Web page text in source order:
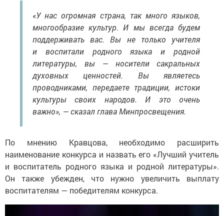
«У нас огромная страна, так много языков,
многообразие культур. И мы всегда будем
поддерживать вас. Вы не только учителя
и воспитали родного языка и родной
литературы, вы — носители сакральных
духовных ценностей. Вы являетесь
проводниками, передаете традиции, истоки
культуры своих народов. И это очень
важно», — сказал глава Минпросвещения.
По мнению Кравцова, необходимо расширить
наименование конкурса и назвать его «Лучший учитель
и воспитатель родного языка и родной литературы».
Он также убежден, что нужно увеличить выплату
воспитателям — победителям конкурса.